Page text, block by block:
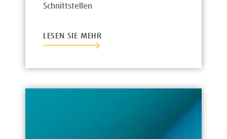
Schnittstellen
LESEN SIE MEHR